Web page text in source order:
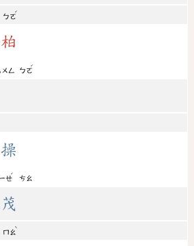
ㄅㄛ
ˊ
柏
ㄨㄥ ㄅㄛ
ˊ
ㄝ
ˊ
ㄘㄠ
ㄇㄠ
ˋ